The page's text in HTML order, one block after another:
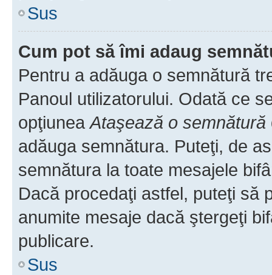
Sus
Cum pot să îmi adaug
Pentru a adăuga o semnătură
Panoul utilizatorului. Odată ce
opţiuneaAtaşează o semnătură
adăuga semnătura. Puteţi, de
semnătura la toate mesajele
Dacă procedaţi astfel, puteţi să
anumite mesaje dacă ştergeţi
publicare.
Sus